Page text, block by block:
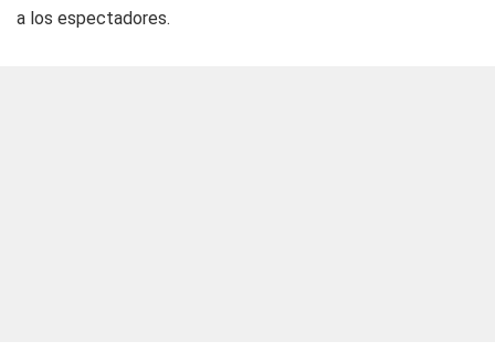
a los espectadores.